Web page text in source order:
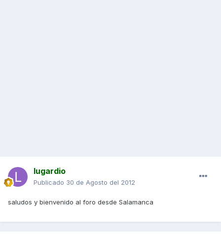
lugardio
Publicado 30 de Agosto del 2012
saludos y bienvenido al foro desde Salamanca